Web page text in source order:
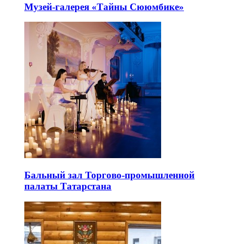
Музей-галерея «Тайны Сююмбике»
Бальный зал Торгово-промышленной
палаты Татарстана